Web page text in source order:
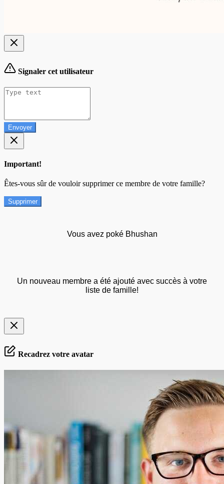
Signaler cet utilisateur
Envoyer
Important!
Êtes-vous sûr de vouloir supprimer ce membre de votre famille?
Supprimer
Vous avez poké Bhushan
Un nouveau membre a été ajouté avec succès à votre
liste de famille!
Recadrez votre avatar